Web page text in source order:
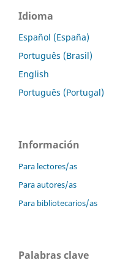
Idioma
Español (España)
Português (Brasil)
English
Português (Portugal)
Información
Para lectores/as
Para autores/as
Para bibliotecarios/as
Palabras clave